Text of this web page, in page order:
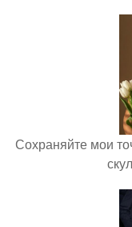
Сохраняйте мои